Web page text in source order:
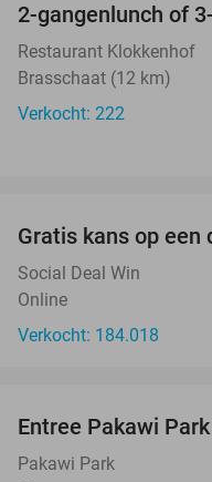
2-gangenlunch of
Restaurant Klokkenhof
Brasschaat (12 km)
Verkocht: 222
Gratis kans op een
Social Deal Win
Online
Verkocht: 184.018
Entree Pakawi Park
Pakawi Park